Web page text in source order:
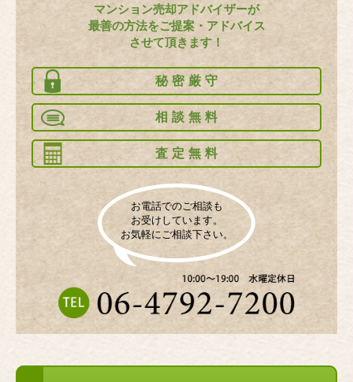
マンション売却アドバイザーが
最善の方法をご提案・アドバイス
させて頂きます！
秘密厳守
相談無料
査定無料
お電話でのご相談も
お受けしています。
お気軽にご相談下さい。